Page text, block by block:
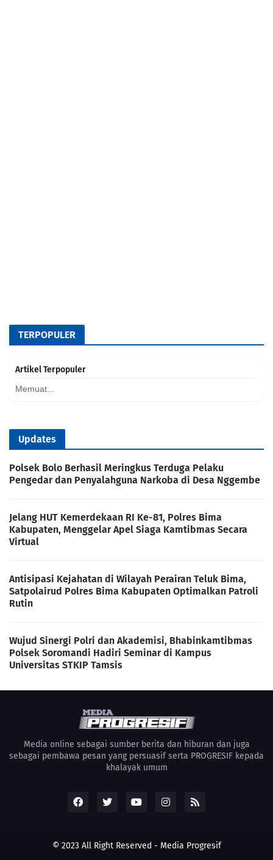
TERPOPULER
Artikel Terpopuler
Memuat...
Updates
Polsek Bolo Berhasil Meringkus Terduga Pelaku
Pengedar dan Penyalahguna Narkoba di Desa Nggembe
Jelang HUT Kemerdekaan RI Ke-81, Polres Bima
Kabupaten, Menggelar Apel Siaga Kamtibmas Secara
Virtual
Antisipasi Kejahatan di Wilayah Perairan Teluk Bima,
Satpolairud Polres Bima Kabupaten Optimalkan Patroli
Rutin
Wujud Sinergi Polri dan Akademisi, Bhabinkamtibmas
Polsek Soromandi Hadiri Seminar di Kampus
Universitas STKIP Tamsis
Media online sebagai sumber berita dan hiburan dan juga
sebagai pembawa pesan yang persuasif serta PROGRESIF kepada
khalayak umum
© 2023 All Right Reserved - Media Progresif